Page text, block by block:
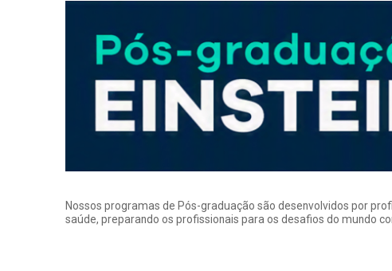
Nossos programas de Pós-graduação são desenvolvidos por
saúde, preparando os profissionais para os desafios do mundo